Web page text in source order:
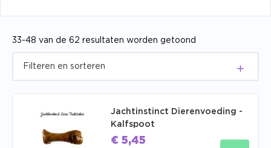
33-48 van de 62 resultaten worden getoond
Jachtinstinct Dierenvoeding -
Kalfspoot
€ 5,45